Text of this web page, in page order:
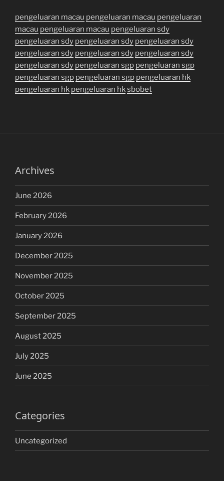
pengeluaran macau pengeluaran macau pengeluaran
macau pengeluaran macau pengeluaran sdy
pengeluaran sdy pengeluaran sdy pengeluaran sdy
pengeluaran sdy pengeluaran sdy pengeluaran sdy
pengeluaran sdy pengeluaran sgp pengeluaran sgp
pengeluaran sgp pengeluaran sgp pengeluaran hk
pengeluaran hk pengeluaran hksbobet
Archives
June 2026
February 2026
January 2026
December 2025
November 2025
October 2025
September 2025
August 2025
July 2025
June 2025
Categories
Uncategorized